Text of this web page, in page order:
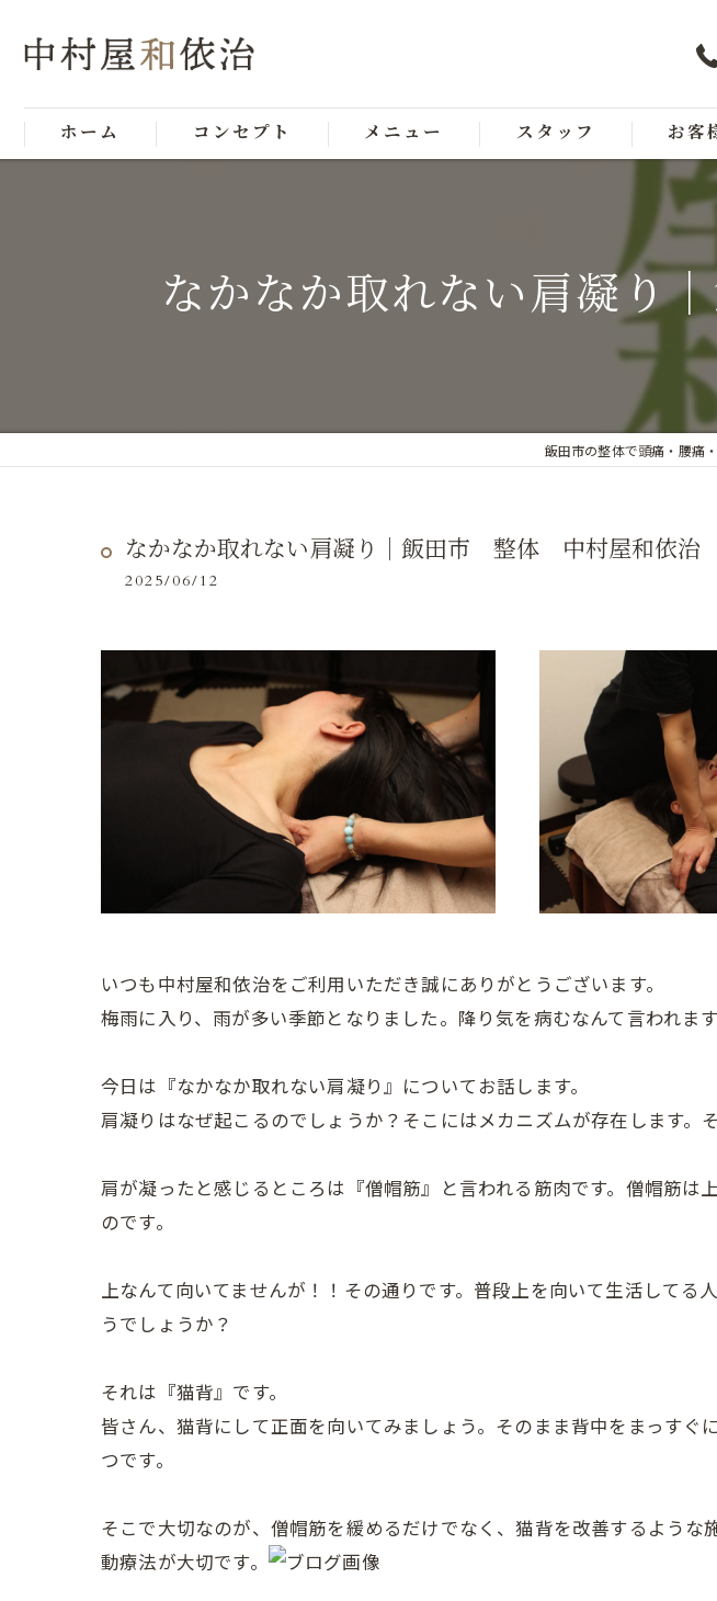
ホーム コンセプト メニュー スタッフ お客
なかなか取れない肩凝
飯田市の整体で頭痛・腰痛
なかなか取れない肩凝り｜飯田市 整体 中村屋和依治
2025/06/12
いつも中村屋和依治をご利用いただき誠にありがとうございます。
梅雨に入り、雨が多い季節となりました。降り気を病むなんて言われま
今日は『なかなか取れない肩凝り』についてお話します。
肩凝りはなぜ起こるのでしょうか？そこにはメカニズムが存在します。
肩が凝ったと感じるところは『僧帽筋』と言われる筋肉です。僧帽筋
のです。
上なんて向いてませんが！！その通りです。普段上を向いて生活して
うでしょうか？
それは『猫背』です。
皆さん、猫背にして正面を向いてみましょう。そのまま背中をまっす
つです。
そこで大切なのが、僧帽筋を緩めるだけでなく、猫背を改善するよう
動療法が大切です。